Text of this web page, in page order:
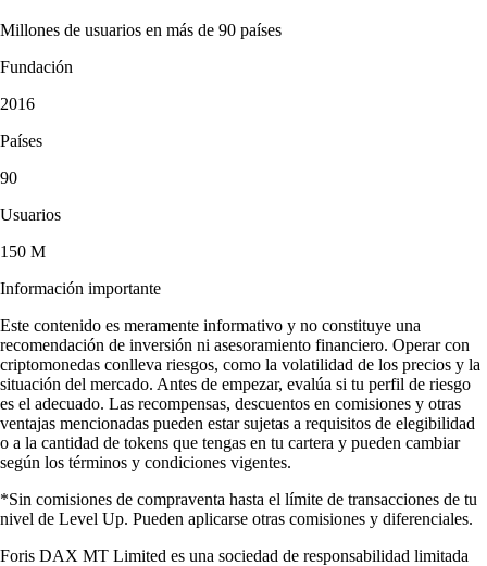
Millones de usuarios en más de 90 países
Fundación
2016
Países
90
Usuarios
150 M
Información importante
Este contenido es meramente informativo y no constituye una
recomendación de inversión ni asesoramiento financiero. Operar con
criptomonedas conlleva riesgos, como la volatilidad de los precios y la
situación del mercado. Antes de empezar, evalúa si tu perfil de riesgo
es el adecuado. Las recompensas, descuentos en comisiones y otras
ventajas mencionadas pueden estar sujetas a requisitos de elegibilidad
o a la cantidad de tokens que tengas en tu cartera y pueden cambiar
según los términos y condiciones vigentes.
*Sin comisiones de compraventa hasta el límite de transacciones de tu
nivel de Level Up. Pueden aplicarse otras comisiones y diferenciales.
Foris DAX MT Limited es una sociedad de responsabilidad limitada